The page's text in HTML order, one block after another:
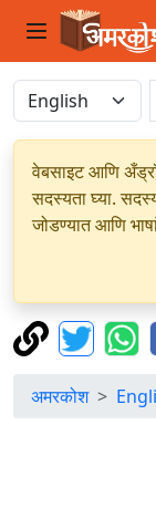
वेबसाइट आणि
सदस्यता घ्या.
जोडण्यात आणि
अमरकोश